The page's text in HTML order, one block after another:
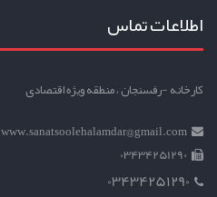
اطلاعات تماس
کارخانه -رفسنجان ، منطقه ویژه اقتصادی
www.sanatsoolehalamdar@gmail.com
03434251290
03434251290